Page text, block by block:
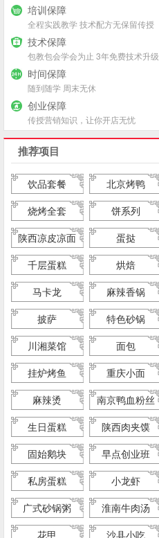
培训保障
全程实践教学 技术配方无保留传授
技术保障
包教包会学会为止 3年免费技术升级
时间保障
随到随学 周末无休
创业保障
传授营销知识，让你开店无忧
推荐项目
饮品套餐
北京烤鸭
烧烤全套
饼系列
陕西凉皮凉面
蛋挞
千层蛋糕
烘焙
马卡龙
麻辣香锅
披萨
特色砂锅
川湘菜馆
面包
挂炉烤鱼
重庆小面
麻辣烫
南京鸭血粉丝
生日蛋糕
陕西肉夹馍
固始鹅块
早点创业班
私房蛋糕
小龙虾
广式砂锅粥
淮南牛肉汤
花甲
沙县小吃